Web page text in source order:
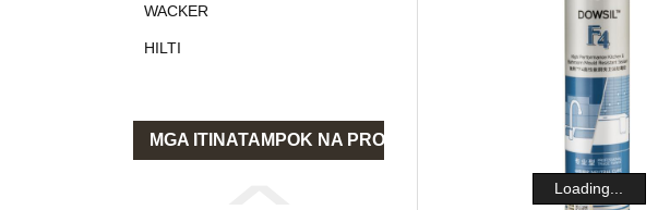
WACKER
HILTI
MGA ITINATAMPOK NA PRODUKTO
Loading...